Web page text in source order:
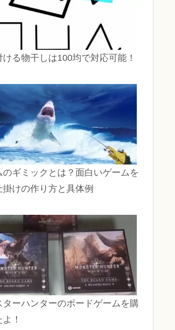
ける物干しは100均で対応可能！
のギミックとは？面白いゲームを
掛けの作り方と具体例
ターハンターのボードゲームを購
！